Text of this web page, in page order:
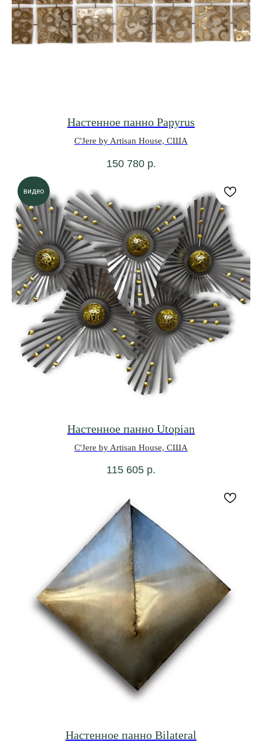
Настенное панно Papyrus
C'Jere by Artisan House, США
150 780 р.
видео
Настенное панно Utopian
C'Jere by Artisan House, США
115 605 р.
Настенное панно Bilateral